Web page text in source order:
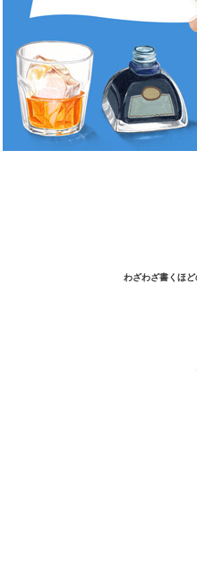
わざわざ書くほ